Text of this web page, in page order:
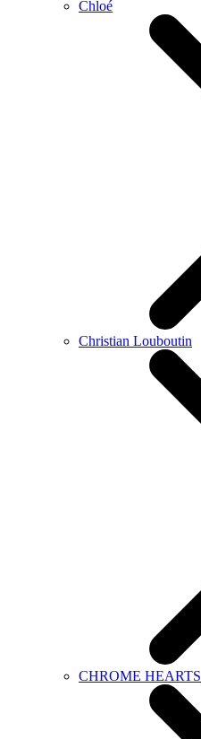
Chloé
Christian Louboutin
CHROME HEARTS